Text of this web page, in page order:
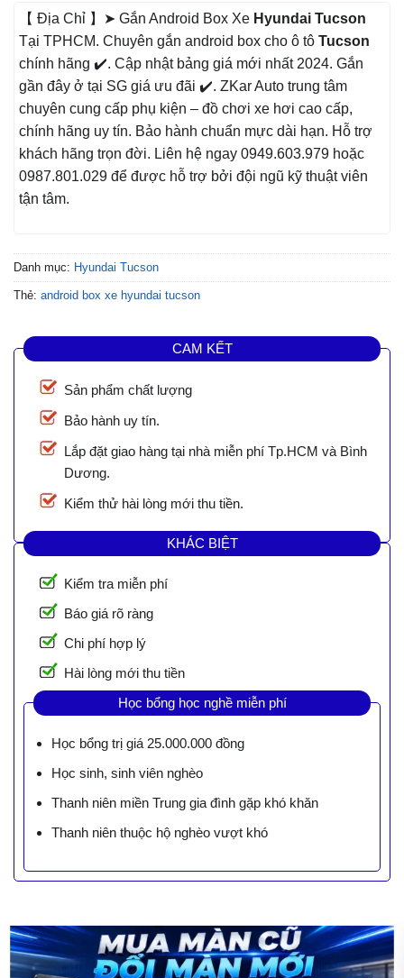
【 Địa Chỉ 】➤ Gắn Android Box Xe Hyundai Tucson
Tại TPHCM. Chuyên gắn android box cho ô tô Tucson
chính hãng ✔️. Cập nhật bảng giá mới nhất 2024. Gắn
gần đây ở tại SG giá ưu đãi ✔️. ZKar Auto trung tâm
chuyên cung cấp phụ kiện – đồ chơi xe hơi cao cấp,
chính hãng uy tín. Bảo hành chuẩn mực dài hạn. Hỗ trợ
khách hãng trọn đời. Liên hệ ngay 0949.603.979 hoặc
0987.801.029 để được hỗ trợ bởi đội ngũ kỹ thuật viên
tận tâm.
Danh mục: Hyundai Tucson
Thẻ: android box xe hyundai tucson
CAM KẾT
Sản phẩm chất lượng
Bảo hành uy tín.
Lắp đặt giao hàng tại nhà miễn phí Tp.HCM và Bình
Dương.
Kiểm thử hài lòng mới thu tiền.
KHÁC BIỆT
Kiểm tra miễn phí
Báo giá rõ ràng
Chi phí hợp lý
Hài lòng mới thu tiền
Học bổng học nghề miễn phí
Học bổng trị giá 25.000.000 đồng
Học sinh, sinh viên nghèo
Thanh niên miền Trung gia đình gặp khó khăn
Thanh niên thuộc hộ nghèo vượt khó